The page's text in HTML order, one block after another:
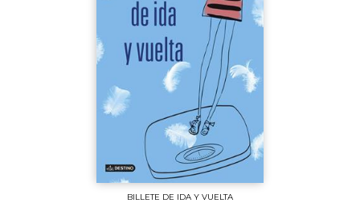
BILLETE DE IDA Y VUELTA